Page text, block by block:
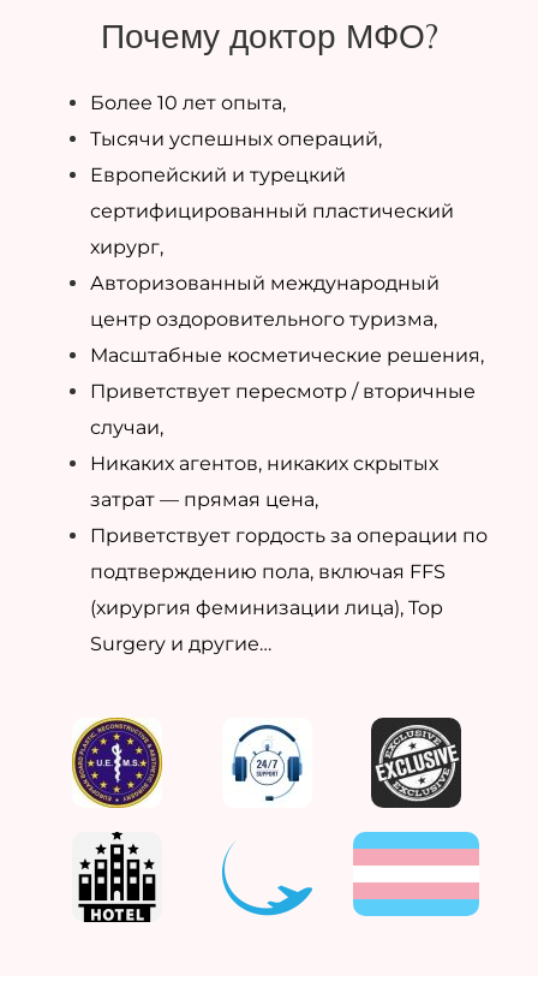
Почему доктор МФО?
Более 10 лет опыта,
Тысячи успешных операций,
Европейский и турецкий
сертифицированный пластический
хирург,
Авторизованный международный
центр оздоровительного туризма,
Масштабные косметические решения,
Приветствует пересмотр / вторичные
случаи,
Никаких агентов, никаких скрытых
затрат — прямая цена,
Приветствует гордость за операции по
подтверждению пола, включая FFS
(хирургия феминизации лица), Top
Surgery и другие…